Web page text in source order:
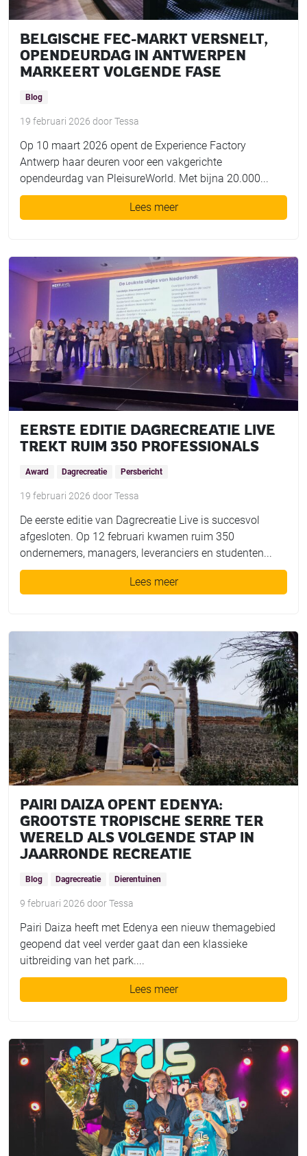
BELGISCHE FEC-MARKT VERSNELT,
OPENDEURDAG IN ANTWERPEN
MARKEERT VOLGENDE FASE
Blog
19 februari 2026 doorTessa
Op 10 maart 2026 opent de Experience Factory
Antwerp haar deuren voor een vakgerichte
opendeurdag van PleisureWorld. Met bijna 20.000...
Lees meer
EERSTE EDITIE DAGRECREATIE LIVE
TREKT RUIM 350 PROFESSIONALS
Award Dagrecreatie Persbericht
19 februari 2026 doorTessa
De eerste editie van Dagrecreatie Live is succesvol
afgesloten. Op 12 februari kwamen ruim 350
ondernemers, managers, leveranciers en studenten...
Lees meer
PAIRI DAIZA OPENT EDENYA:
GROOTSTE TROPISCHE SERRE TER
WERELD ALS VOLGENDE STAP IN
JAARRONDE RECREATIE
Blog Dagrecreatie Dierentuinen
9 februari 2026 doorTessa
Pairi Daiza heeft met Edenya een nieuw themagebied
geopend dat veel verder gaat dan een klassieke
uitbreiding van het park....
Lees meer